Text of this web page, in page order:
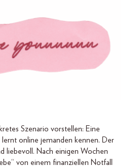
Szenario vorstellen: Eine
lernt online jemanden kennen. Der
liebevoll. Nach einigen Wochen
von einem finanziellen Notfall